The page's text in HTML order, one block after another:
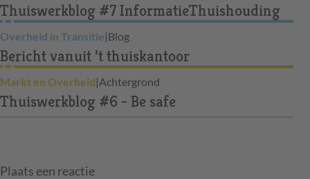
Thuiswerkblog #7 InformatieThuishouding
Overheid in Transitie|Blog
Bericht vanuit ’t thuiskantoor
Markt en Overheid|Achtergrond
Thuiswerkblog #6 - Be safe
Plaats een reactie